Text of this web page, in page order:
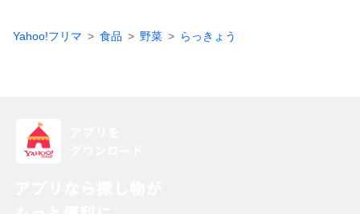
Yahoo!フリマ 食品 野菜 らっきょう